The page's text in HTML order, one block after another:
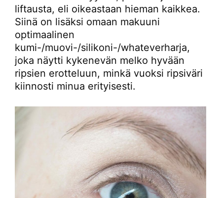
liftausta, eli oikeastaan hieman kaikkea.
Siinä on lisäksi omaan makuuni
optimaalinen
kumi-/muovi-/silikoni-/whateverharja,
joka näytti kykenevän melko hyvään
ripsien erotteluun, minkä vuoksi ripsiväri
kiinnosti minua erityisesti.